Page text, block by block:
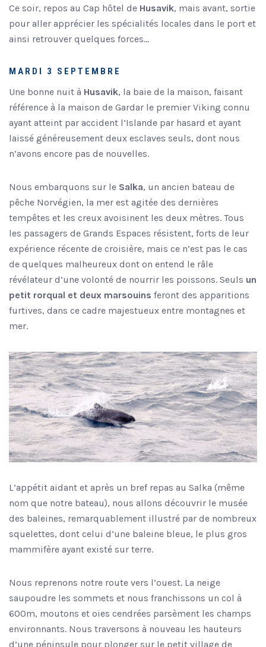
Ce soir, repos au Cap hôtel de Husavik, mais avant, sortie
pour aller apprécier les spécialités locales dans le port et
ainsi retrouver quelques forces…
MARDI 3 SEPTEMBRE
Une bonne nuit à Husavik, la baie de la maison, faisant
référence à la maison de Gardar le premier Viking connu
ayant atteint par accident l’Islande par hasard et ayant
laissé généreusement deux esclaves seuls, dont nous
n’avons encore pas de nouvelles.
Nous embarquons sur le Salka, un ancien bateau de
pêche Norvégien, la mer est agitée des dernières
tempêtes et les creux avoisinent les deux mètres. Tous
les passagers de Grands Espaces résistent, forts de leur
expérience récente de croisière, mais ce n’est pas le cas
de quelques malheureux dont on entend le râle
révélateur d’une volonté de nourrir les poissons. Seuls un
petit rorqual et deux marsouins feront des apparitions
furtives, dans ce cadre majestueux entre montagnes et
mer.
L’appétit aidant et après un bref repas au Salka (même
nom que notre bateau), nous allons découvrir le musée
des baleines, remarquablement illustré par de nombreux
squelettes, dont celui d’une baleine bleue, le plus gros
mammifère ayant existé sur terre.
Nous reprenons notre route vers l’ouest. La neige
saupoudre les sommets et nous franchissons un col à
600m, moutons et oies cendrées parsèment les champs
environnants. Nous traversons à nouveau les hauteurs
d’une péninsule pour plonger sur le petit village de